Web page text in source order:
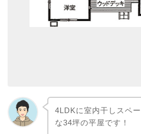
4LDKに室内干しスペ
な34坪の平屋です！